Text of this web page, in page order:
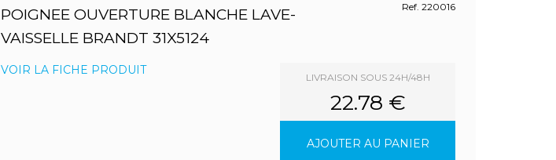
POIGNEE OUVERTURE BLANCHE LAVE-
VAISSELLE BRANDT 31X5124
Ref. 220016
VOIR LA FICHE PRODUIT
LIVRAISON SOUS 24H/48H
22.78 €
AJOUTER AU PANIER